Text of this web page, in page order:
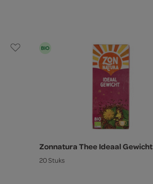
Zonnatura Thee Ideaal Gewicht
20 Stuks